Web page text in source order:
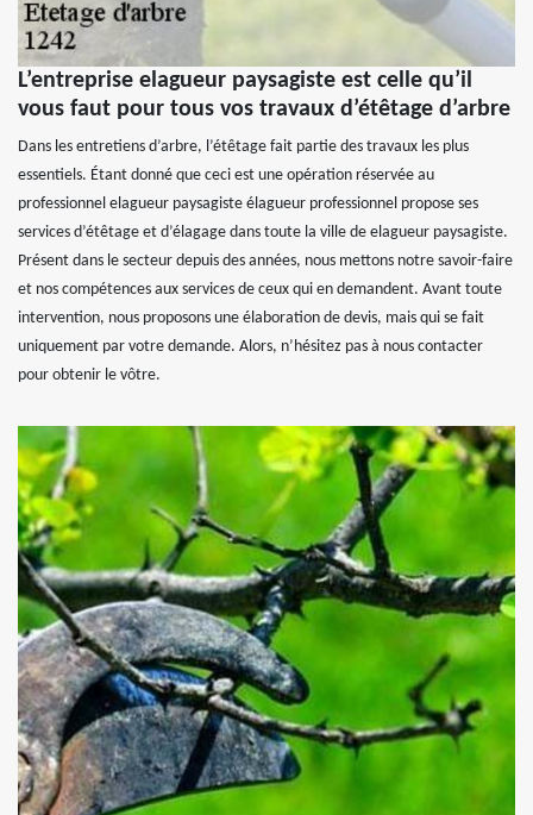
L’entreprise elagueur paysagiste est celle qu’il
vous faut pour tous vos travaux d’étêtage d’arbre
Dans les entretiens d’arbre, l’étêtage fait partie des travaux les plus
essentiels. Étant donné que ceci est une opération réservée au
professionnel elagueur paysagiste élagueur professionnel propose ses
services d’étêtage et d’élagage dans toute la ville de elagueur paysagiste.
Présent dans le secteur depuis des années, nous mettons notre savoir-faire
et nos compétences aux services de ceux qui en demandent. Avant toute
intervention, nous proposons une élaboration de devis, mais qui se fait
uniquement par votre demande. Alors, n’hésitez pas à nous contacter
pour obtenir le vôtre.